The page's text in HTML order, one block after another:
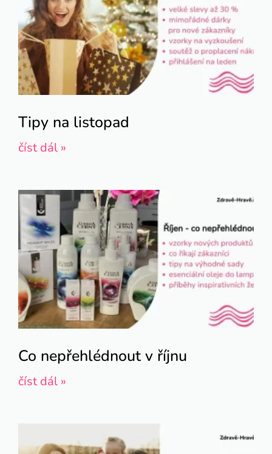
Tipy na listopad
číst dál »
Co nepřehlédnout v říjnu
číst dál »